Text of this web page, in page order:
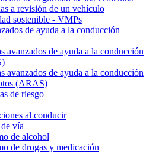
a revisión de un vehículo
sostenible - VMPs
de ayuda a la conducción
avanzados de ayuda a la conducción
avanzados de ayuda a la conducción
(ARAS)
de riesgo
al conducir
vía
de alcohol
de drogas y medicación